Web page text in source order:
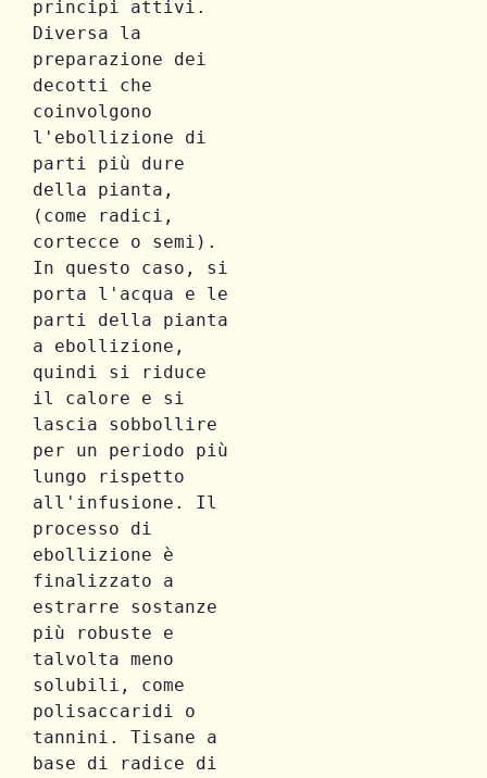
principi attivi.
Diversa la
preparazione dei
decotti che
coinvolgono
l'ebollizione di
parti più dure
della pianta,
(come radici,
cortecce o semi).
In questo caso, si
porta l'acqua e le
parti della pianta
a ebollizione,
quindi si riduce
il calore e si
lascia sobbollire
per un periodo più
lungo rispetto
all'infusione. Il
processo di
ebollizione è
finalizzato a
estrarre sostanze
più robuste e
talvolta meno
solubili, come
polisaccaridi o
tannini. Tisane a
base di radice di